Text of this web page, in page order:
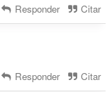
Responder Citar
Responder Citar